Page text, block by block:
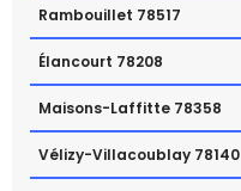
Rambouillet 78517
Élancourt 78208
Maisons-Laffitte 78358
Vélizy-Villacoublay 78140